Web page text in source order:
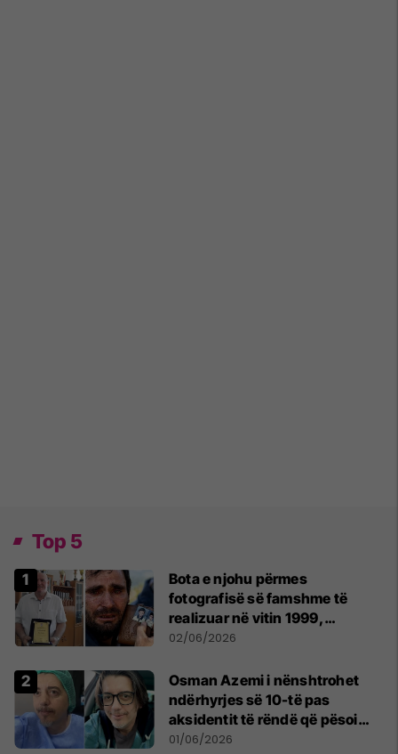
Top 5
Bota e njohu përmes
fotografisë së famshme të
realizuar në vitin 1999,
pensionohet Xajë Mustafa
02/06/2026
Osman Azemi i nënshtrohet
ndërhyrjes së 10-të pas
aksidentit të rëndë që pësoi
vitin e kaluar
01/06/2026